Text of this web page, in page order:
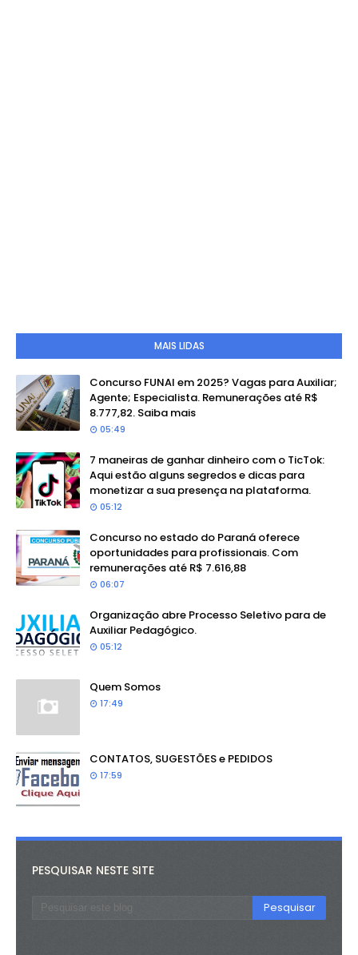
MAIS LIDAS
Concurso FUNAI em 2025? Vagas para Auxiliar;
Agente; Especialista. Remunerações até R$
8.777,82. Saiba mais
05:49
7 maneiras de ganhar dinheiro com o TicTok:
Aqui estão alguns segredos e dicas para
monetizar a sua presença na plataforma.
05:12
Concurso no estado do Paraná oferece
oportunidades para profissionais. Com
remunerações até R$ 7.616,88
06:07
Organização abre Processo Seletivo para de
Auxiliar Pedagógico.
05:12
Quem Somos
17:49
CONTATOS, SUGESTÕES e PEDIDOS
17:59
PESQUISAR NESTE SITE